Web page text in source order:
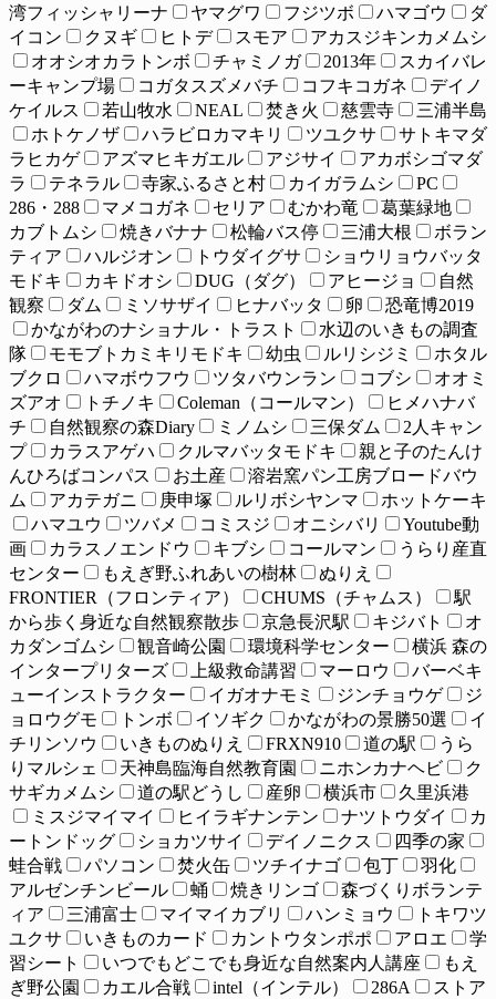
湾フィッシャリーナ
ヤマグワ フジツボ ハマゴウ
ダ
イコン
クヌギ ヒトデ スモア
アカスジキンカメムシ
オオシオカラトンボ
チャミノガ 2013年
スカイバレ
ーキャンプ場
コガタスズメバチ コフキコガネ
デイノ
ケイルス
若山牧水 NEAL 焚き火 慈雲寺
三浦半島
ホトケノザ
ハラビロカマキリ ツユクサ
サトキマダ
ラヒカゲ
アズマヒキガエル アジサイ
アカボシゴマダ
ラ
テネラル 寺家ふるさと村 カイガラムシ
PC
286・288
マメコガネ セリア むかわ竜
葛葉緑地
カブトムシ
焼きバナナ 松輪バス停 三浦大根
ボラン
ティア
ハルジオン トウダイグサ
ショウリョウバッタ
モドキ
カキドオシ DUG（ダグ） アヒージョ
自然
観察
ダム ミソサザイ ヒナバッタ 卵
恐竜博2019
かながわのナショナル・トラスト
水辺のいきもの調査
隊
モモブトカミキリモドキ 幼虫 ルリシジミ
ホタル
ブクロ
ハマボウフウ ツタバウンラン コブシ
オオミ
ズアオ
トチノキ Coleman（コールマン）
ヒメハナバ
チ
自然観察の森Diary ミノムシ 三保ダム
2人キャン
プ
カラスアゲハ クルマバッタモドキ
親と子のたんけ
んひろばコンパス
お土産
溶岩窯パン工房ブロードバウ
ム
アカテガニ 庚申塚 ルリボシヤンマ
ホットケーキ
ハマユウ
ツバメ コミスジ オニシバリ
Youtube動
画
カラスノエンドウ キブシ コールマン
うらり産直
センター
もえぎ野ふれあいの樹林
ぬりえ
FRONTIER（フロンティア）
CHUMS（チャムス）
駅
から歩く身近な自然観察散歩
京急長沢駅 キジバト
オ
カダンゴムシ
観音崎公園 環境科学センター
横浜 森の
インタープリターズ
上級救命講習 マーロウ
バーベキ
ューインストラクター
イガオナモミ ジンチョウゲ
ジ
ョロウグモ
トンボ イソギク かながわの景勝50選
イ
チリンソウ
いきものぬりえ FRXN910 道の駅
うら
りマルシェ
天神島臨海自然教育園 ニホンカナヘビ
ク
サギカメムシ
道の駅どうし 産卵 横浜市
久里浜港
ミスジマイマイ
ヒイラギナンテン ナツトウダイ
カ
ートンドッグ
ショカツサイ デイノニクス
四季の家
蛙合戦
パソコン 焚火缶 ツチイナゴ 包丁
羽化
アルゼンチンビール
蛹 焼きリンゴ
森づくりボランテ
ィア
三浦富士 マイマイカブリ ハンミョウ
トキワツ
ユクサ
いきものカード カントウタンポポ アロエ
学
習シート
いつでもどこでも身近な自然案内人講座
もえ
ぎ野公園
カエル合戦 intel（インテル） 286A
ストア